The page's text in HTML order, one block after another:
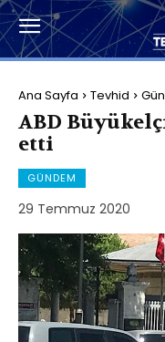
Ana Sayfa Tevhid
ABD
etti
GÜNDEM
29 Temmuz 2020